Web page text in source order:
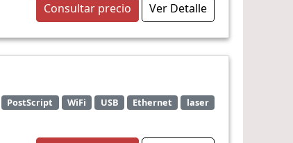
Consultar precio Ver Detalle
PostScript WiFi USB Ethernet laser